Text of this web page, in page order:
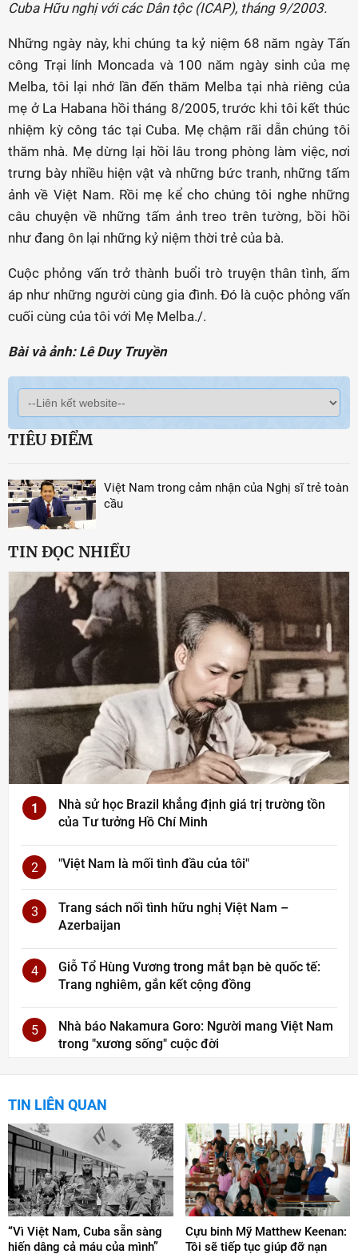
Cuba Hữu nghị với các Dân tộc (ICAP), tháng 9/2003.
Những ngày này, khi chúng ta kỷ niệm 68 năm ngày Tấn
công Trại lính Moncada và 100 năm ngày sinh của mẹ
Melba, tôi lại nhớ lần đến thăm Melba tại nhà riêng của
mẹ ở La Habana hồi tháng 8/2005, trước khi tôi kết thúc
nhiệm kỳ công tác tại Cuba. Mẹ chậm rãi dẫn chúng tôi
thăm nhà. Mẹ dừng lại hồi lâu trong phòng làm việc, nơi
trưng bày nhiều hiện vật và những bức tranh, những tấm
ảnh về Việt Nam. Rồi mẹ kể cho chúng tôi nghe những
câu chuyện về những tấm ảnh treo trên tường, bồi hồi
như đang ôn lại những kỷ niệm thời trẻ của bà.
Cuộc phỏng vấn trở thành buổi trò truyện thân tình, ấm
áp như những người cùng gia đình. Đó là cuộc phỏng vấn
cuối cùng của tôi với Mẹ Melba./.
Bài và ảnh: Lê Duy Truyền
TIÊU ĐIỂM
Việt Nam trong cảm nhận của Nghị sĩ trẻ toàn
cầu
TIN ĐỌC NHIỀU
1
Nhà sử học Brazil khẳng định giá trị trường tồn
của Tư tưởng Hồ Chí Minh
2 "Việt Nam là mối tình đầu của tôi"
3
Trang sách nối tình hữu nghị Việt Nam –
Azerbaijan
4
Giỗ Tổ Hùng Vương trong mắt bạn bè quốc tế:
Trang nghiêm, gắn kết cộng đồng
5
Nhà báo Nakamura Goro: Người mang Việt Nam
trong "xương sống" cuộc đời
TIN LIÊN QUAN
“Vì Việt Nam, Cuba sẵn sàng
hiến dâng cả máu của mình”
Cựu binh Mỹ Matthew Keenan:
Tôi sẽ tiếp tục giúp đỡ nạn